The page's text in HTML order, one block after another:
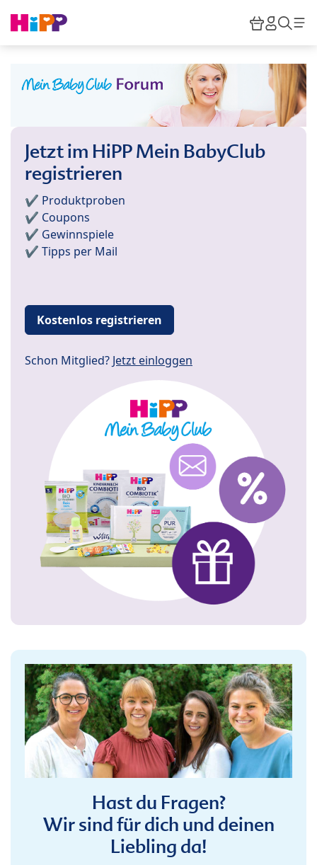
HiPP
Jetzt im HiPP Mein BabyClub
registrieren
✔️ Produktproben
✔️ Coupons
✔️ Gewinnspiele
✔️ Tipps per Mail
Kostenlos registrieren
Schon Mitglied? Jetzt einloggen
Hast du Fragen?
Wir sind für dich und deinen
Liebling da!